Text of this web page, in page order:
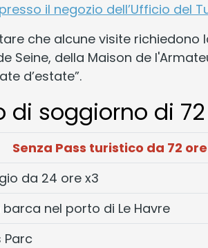
il negozio dell’Ufficio del
che alcune visite
Seine, della Maison de
d’estate”.
di soggiorno di
Senza Pass turistico da 72 ore
da 24 ore x3
barca nel porto di Le Havre
Parc